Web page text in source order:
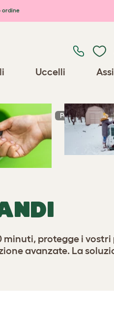
ordine
Uccelli
Pezzi di
minuti, protegge i
avanzate. La